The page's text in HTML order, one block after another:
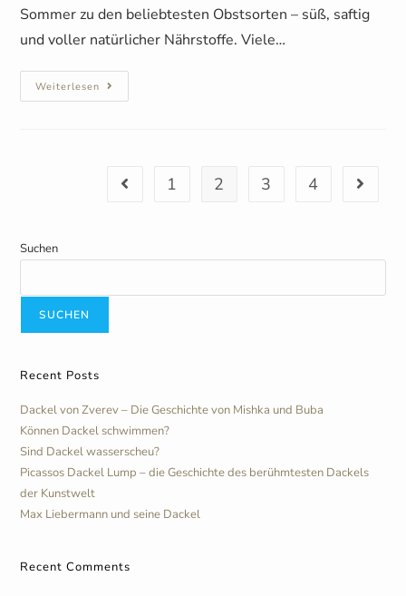
Sommer zu den beliebtesten Obstsorten – süß, saftig
und voller natürlicher Nährstoffe. Viele…
Weiterlesen
1 2 3 4
Suchen
SUCHEN
Recent Posts
Dackel von Zverev – Die Geschichte von Mishka und Buba
Können Dackel schwimmen?
Sind Dackel wasserscheu?
Picassos Dackel Lump – die Geschichte des berühmtesten Dackels
der Kunstwelt
Max Liebermann und seine Dackel
Recent Comments